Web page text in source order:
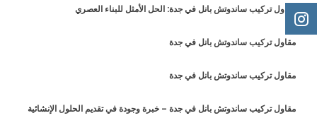
مقاول تركيب ساندوتش بانل في جدة: الحل الأمثل للبناء العصري
مقاول تركيب ساندوتش بانل في جدة
مقاول تركيب ساندوتش بانل في جدة
مقاول تركيب ساندوتش بانل في جدة – خبرة وجودة في تقديم الحلول الإنشائية